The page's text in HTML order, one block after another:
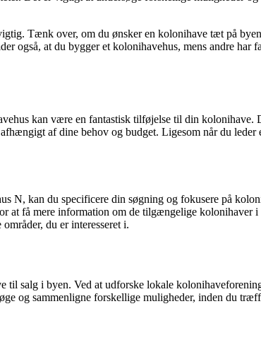
Tænk over, om du ønsker en kolonihave tæt på
også, at du bygger et kolonihavehus, mens andre har
kan være en fantastisk tilføjelse til din
af dine behov og budget. Ligesom når du
N, kan du specificere din søgning og fokusere på
få mere information om de tilgængelige kolonihaver i
du er interesseret i.
salg i byen. Ved at udforske lokale
og sammenligne forskellige muligheder, inden du